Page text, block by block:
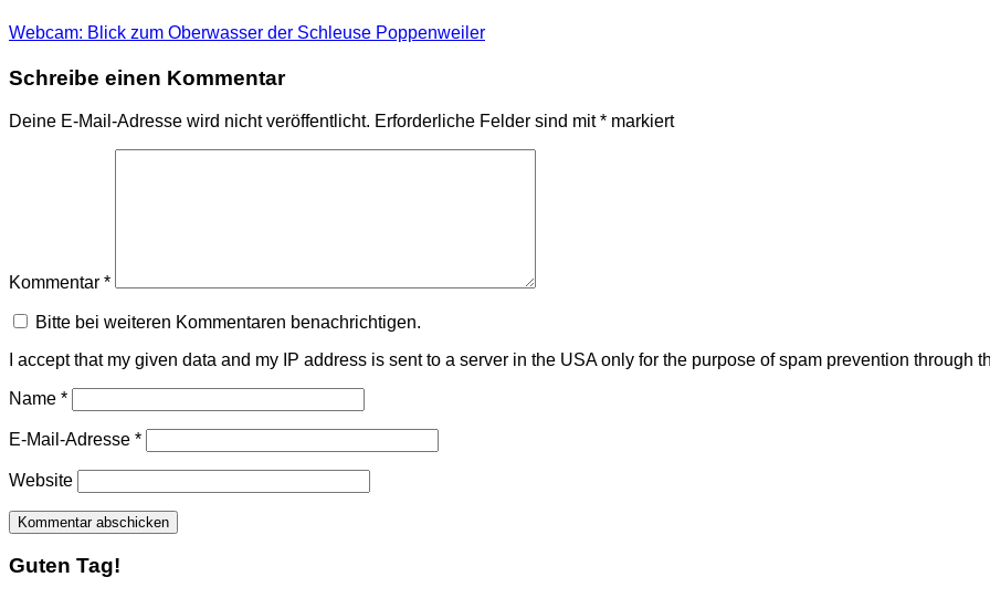
Webcam: Blick zum Oberwasser der Schleuse Poppenweiler
Schreibe einen Kommentar
Deine E-Mail-Adresse wird nicht veröffentlicht. Erforderliche Felder sind mit* markiert
Kommentar *
Bitte bei weiteren Kommentaren benachrichtigen.
I accept that my given data and my IP address is sent to a server in the USA only for the purpose of spam prevention through
Name *
E-Mail-Adresse *
Website
Guten Tag!